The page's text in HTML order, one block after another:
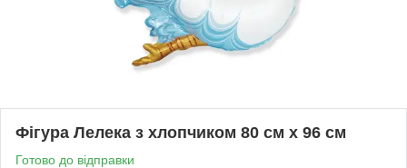
Фігура Лелека з хлопчиком 80 см x 96 см
Готово до відправки